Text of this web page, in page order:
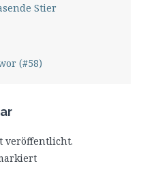
Stier
(#58)
veröffentlicht.